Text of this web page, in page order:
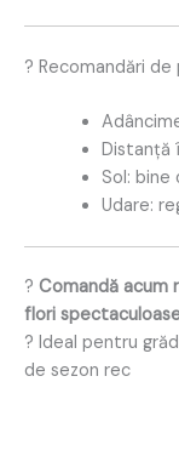
? Recomandări de
Distanță
Sol:
Udare:
? Comandă acum
flori
? Ideal pentru
de sezon rec